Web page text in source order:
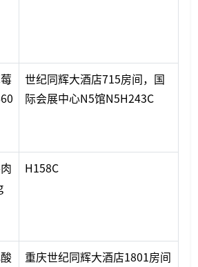
世纪同辉大酒店715房间，国
际会展中心N5馆N5H243C
H158C
重庆世纪同辉大酒店1801房间